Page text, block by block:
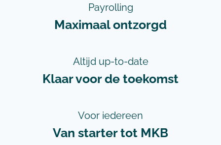
Payrolling
Maximaal ontzorgd
Altijd up-to-date
Klaar voor de toekomst
Voor iedereen
Van starter tot MKB